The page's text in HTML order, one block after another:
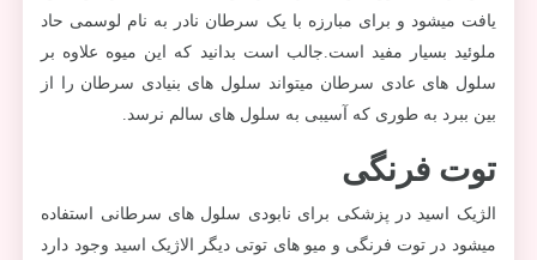
یافت میشود و برای مبارزه با یک سرطان نادر به نام لوسمی حاد
ملوئید بسیار مفید است.جالب است بدانید که این میوه علاوه بر
سلول های عادی سرطان میتواند سلول های بنیادی سرطان را از
بین ببرد به طوری که آسیبی به سلول های سالم نرسد.
توت فرنگی
الژیک اسید در پزشکی برای نابودی سلول های سرطانی استفاده
میشود در توت فرنگی و میو های توتی دیگر الاژیک اسید وجود دارد